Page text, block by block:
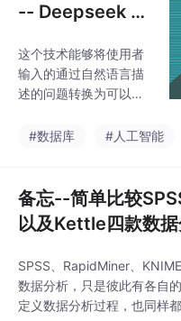
-- Deepseek +
这个技术能够将使用者
输入的通过自然语言描
述的问题转换为可以回
过执行SQL语句返回数
出格式中我们看到，模
板还要求LLM给出SQL
语句的列说明，这也是
的数据如果没有输出列
说明，LLM在最后进行
问题总结时是无法知道
#数据库 #人工智能
备忘--简单比较
以及Kettle四款数
SPSS、RapidMiner、
数据分析，只是彼此有各自
定义数据分析过程，也同样